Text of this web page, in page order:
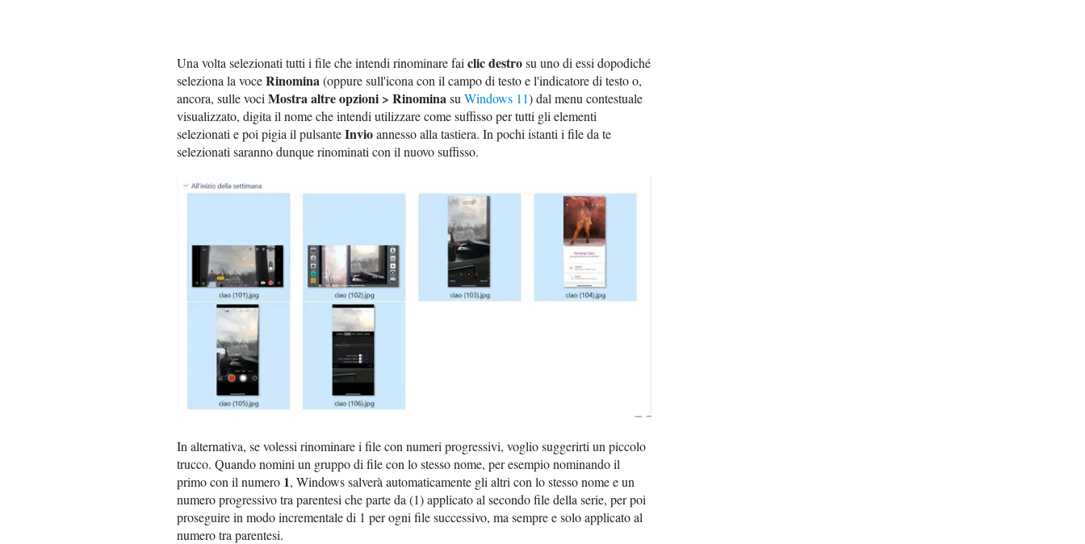
Una volta selezionati tutti i file che intendi rinominare fai clic destrosu uno di essi dopodiché
seleziona la voceRinomina(oppure sull'icona con il campo di testo e l'indicatore di testo o,
ancora, sulle voci Mostra altre opzioni > Rinominasu Windows 11) dal menu contestuale
visualizzato, digita il nome che intendi utilizzare come suffisso per tutti gli elementi
selezionati e poi pigia il pulsanteInvioannesso alla tastiera. In pochi istanti i file da te
selezionati saranno dunque rinominati con il nuovo suffisso.
In alternativa, se volessi rinominare i file con numeri progressivi, voglio suggerirti un piccolo
trucco. Quando nomini un gruppo di file con lo stesso nome, per esempio nominando il
primo con il numero 1, Windows salverà automaticamente gli altri con lo stesso nome e un
numero progressivo tra parentesi che parte da (1) applicato al secondo file della serie, per poi
proseguire in modo incrementale di 1 per ogni file successivo, ma sempre e solo applicato al
numero tra parentesi.